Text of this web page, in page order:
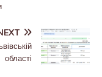
області